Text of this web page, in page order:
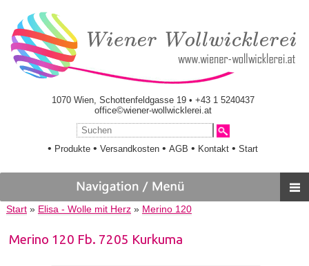
1070 Wien, Schottenfeldgasse 19 • +43 1 5240437
office©wiener-wollwicklerei.at
• Produkte •Versandkosten •AGB • Kontakt •Start
Start» Elisa - Wolle mit Herz» Merino 120
Merino 120 Fb. 7205 Kurkuma